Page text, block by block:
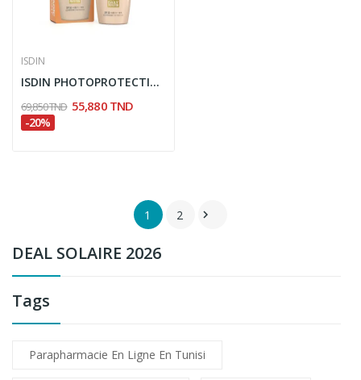
DEAL SOLAIRE 2026
Tags
Parapharmacie En Ligne En Tunisi
ISDIN
ISDIN PHOTOPROTECTION ECRAN SOLAIRE FUSION...
69,850 TND 55,880 TND
-20%
1 2 